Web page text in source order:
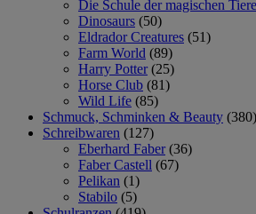
Die Schule der magischen Tiere
Dinosaurs (50)
Eldrador Creatures (51)
Farm World (89)
Harry Potter (25)
Horse Club (81)
Wild Life (85)
Schmuck, Schminken & Beauty (380)
Schreibwaren (127)
Eberhard Faber (36)
Faber Castell (67)
Pelikan (1)
Stabilo (5)